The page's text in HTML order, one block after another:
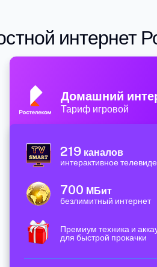
интернет
Домашний
Тариф игровой
219 каналов
интерактивное
700 МБит
безлимитный интернет
Премиум техника и
для быстрой прокачки